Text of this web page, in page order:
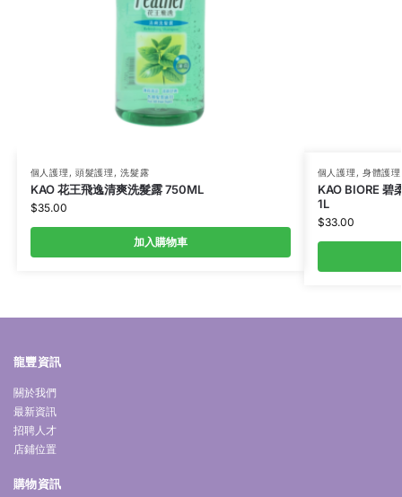
個人護理 , 頭髮護理 ,洗髮露
KAO 花王飛逸清爽洗髮露 750ML
$35.00
加入購物車
個人護理 , 身體護理
KAO BIORE 碧
1L
$33.00
龍豐資訊
關於我們
最新資訊
招聘人才
店鋪位置
購物資訊